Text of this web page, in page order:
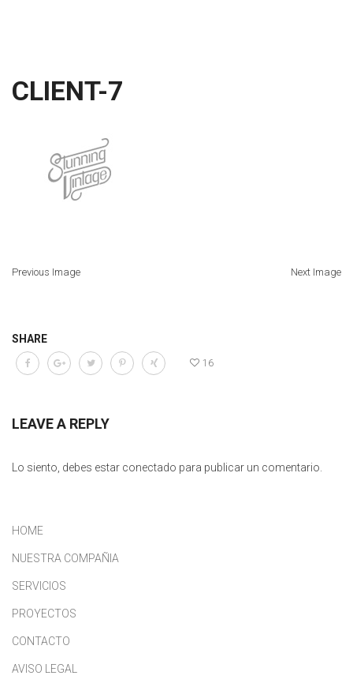
CLIENT-7
Previous Image Next Image
SHARE
16
LEAVE A REPLY
Lo siento, debes estar conectado para publicar un comentario.
HOME
NUESTRA COMPAÑIA
SERVICIOS
PROYECTOS
CONTACTO
AVISO LEGAL